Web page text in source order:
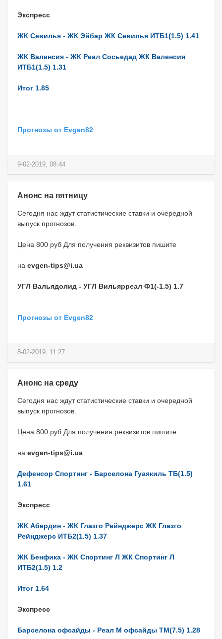
Экспресс
ЖК Севилья - ЖК Эйбар ЖК Севилья ИТБ1(1.5) 1.41
ЖК Валенсия - ЖК Реал Сосьедад ЖК Валенсия
ИТБ1(1.5) 1.31
Итог 1.85
Прогнозы от Evgen82
9-02-2019, 08:44
Анонс на пятницу
Сегодня нас ждут статистические ставки и очередной
выпуск прогнозов.
Цена 800 руб Для получения реквизитов пишите
на evgen-tips@i.ua
УГЛ Вальядолид - УГЛ Вильярреал Ф1(-1.5) 1.7
Прогнозы от Evgen82
8-02-2019, 11:27
Анонс на среду
Сегодня нас ждут статистические ставки и очередной
выпуск прогнозов.
Цена 800 руб Для получения реквизитов пишите
на evgen-tips@i.ua
Дефенсор Спортинг - Барселона Гуаякиль ТБ(1.5)
1.61
Экспресс
ЖК Абердин - ЖК Глазго Рейнджерс ЖК Глазго
Рейнджерс ИТБ2(1.5) 1.37
ЖК Бенфика - ЖК Спортинг Л ЖК Спортинг Л
ИТБ2(1.5) 1.2
Итог 1.64
Экспресс
Барселона офсайды - Реал М офсайды ТМ(7.5) 1.28